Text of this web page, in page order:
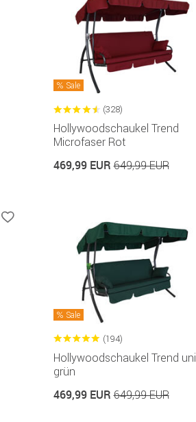
Sale
(328)
Hollywoodschaukel Trend
Microfaser Rot
469,99 EUR649,99 EUR
Sale
(194)
Hollywoodschaukel Trend uni
grün
469,99 EUR649,99 EUR